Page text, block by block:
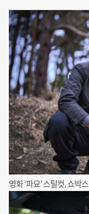
영화 ‘파묘’ 스틸컷. 쇼박